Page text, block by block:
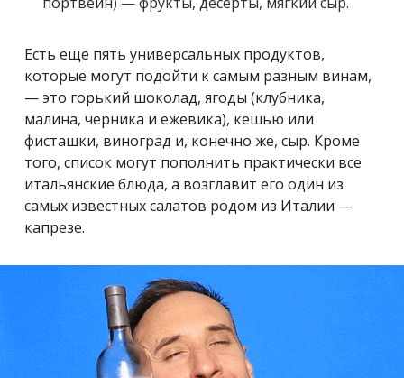
Есть еще пять универсальных продуктов,
которые могут подойти к самым разным винам,
— это горький шоколад, ягоды (клубника,
малина, черника и ежевика), кешью или
фисташки, виноград и, конечно же, сыр. Кроме
того, список могут пополнить практически все
итальянские блюда, а возглавит его один из
самых известных салатов родом из Италии —
капрезе.